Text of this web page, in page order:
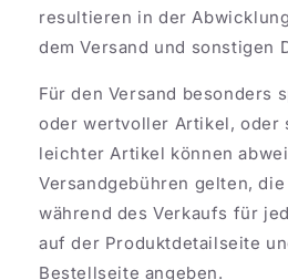
resultieren in der
dem Versand und sonstigen
Für den Versand besonders
oder wertvoller Artikel, oder
leichter Artikel können
Versandgebühren gelten, die
während des Verkaufs für
auf der Produktdetailseite
Bestellseite angeben.